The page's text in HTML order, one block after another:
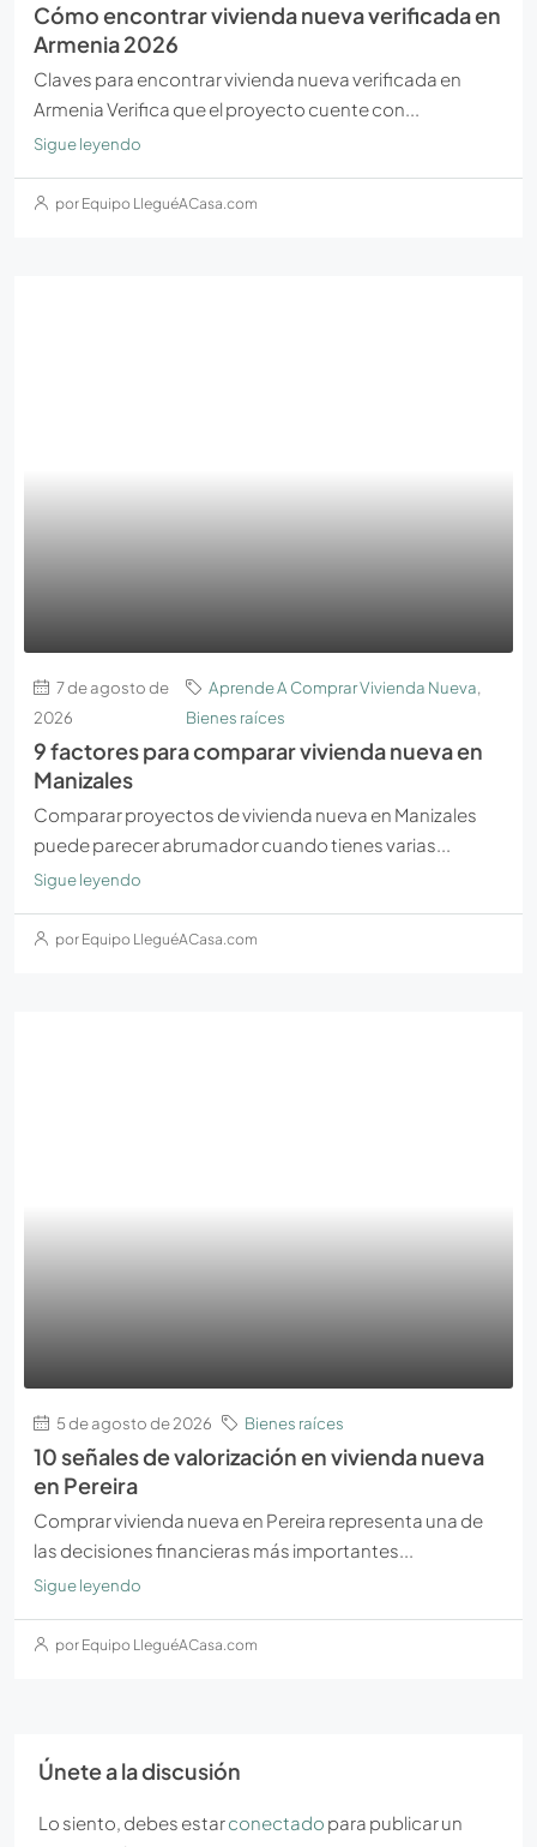
Cómo encontrar vivienda nueva verificada en
Armenia 2026
Claves para encontrar vivienda nueva verificada en
Armenia Verifica que el proyecto cuente con...
Sigue leyendo
por Equipo LleguéACasa.com
7 de agosto de
2026
Aprende A Comprar Vivienda Nueva,
Bienes raíces
9 factores para comparar vivienda nueva en
Manizales
Comparar proyectos de vivienda nueva en Manizales
puede parecer abrumador cuando tienes varias...
Sigue leyendo
por Equipo LleguéACasa.com
5 de agosto de 2026 Bienes raíces
10 señales de valorización en vivienda nueva
en Pereira
Comprar vivienda nueva en Pereira representa una de
las decisiones financieras más importantes...
Sigue leyendo
por Equipo LleguéACasa.com
Únete a la discusión
Lo siento, debes estarconectado para publicar un